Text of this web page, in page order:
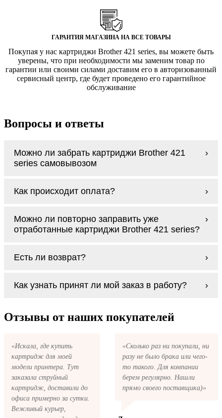
ГАРАНТИЯ МАГАЗИНА НА ВСЕ ТОВАРЫ
Покупая у нас картриджи Brother 421 series, вы можете быть
уверены, что при необходимости мы заменим товар по
гарантии или своими силами доставим его в авторизованный
сервисный центр, где будет проведено его гарантийное
обслуживание
Вопросы и ответы
Можно ли забрать картриджи Brother 421
series самовывозом
доставим заказ и сделаем это бесплатно
доставляем Вам картриджи Brother 421
series
Как происходит оплата?
наличными курьеру при получении заказа.
Можно ли повторно заправить уже
отработанные картриджи Brother 421 series?
процесс проще, в случае с оригиналами
В любом случае вы можете заправить
картриджи Brother 421 series. У нас можно
моделей принтеров.
Есть ли возврат?
то причине вам не подошли, мы при первом
Как узнать принят ли мой заказ в работу?
Brother 421 series на указанную вами
электронную почту придёт письмо с копией
чтобы оформить доставку. Если вы не
получили письмо с копией заказа,
пожалуйста, свяжитесь с нами через сервис
обратная связь, или позвоните.
Отзывы от наших покупателей
«Искала, где купить
картридж для моей
модели принтера. Тут
заказала струйный
картридж, доставили до
офиса примерно за сутки.
Вежливый курьер,
«Сколько раз ни покупали, ни
разу не было брака или чего-
то такого. Для компании
берем регулярно. Нашли
прямо своего поставщика)»